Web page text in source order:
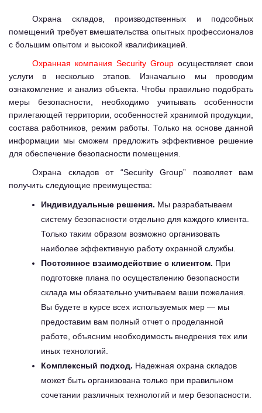
Охрана складов, производственных и подсобных
помещений требует вмешательства опытных профессионалов
с большим опытом и высокой квалификацией.
Охранная компания Security Group осуществляет свои
услуги в несколько этапов. Изначально мы проводим
ознакомление и анализ объекта. Чтобы правильно подобрать
меры безопасности, необходимо учитывать особенности
прилегающей территории, особенностей хранимой продукции,
состава работников, режим работы. Только на основе данной
информации мы сможем предложить эффективное решение
для обеспечение безопасности помещения.
Охрана складов от “Security Group” позволяет вам
получить следующие преимущества:
Индивидуальные решения. Мы разрабатываем
систему безопасности отдельно для каждого клиента.
Только таким образом возможно организовать
наиболее эффективную работу охранной службы.
Постоянное взаимодействие с клиентом. При
подготовке плана по осуществлению безопасности
склада мы обязательно учитываем ваши пожелания.
Вы будете в курсе всех используемых мер — мы
предоставим вам полный отчет о проделанной
работе, объясним необходимость внедрения тех или
иных технологий.
Комплексный подход. Надежная охрана складов
может быть организована только при правильном
сочетании различных технологий и мер безопасности.